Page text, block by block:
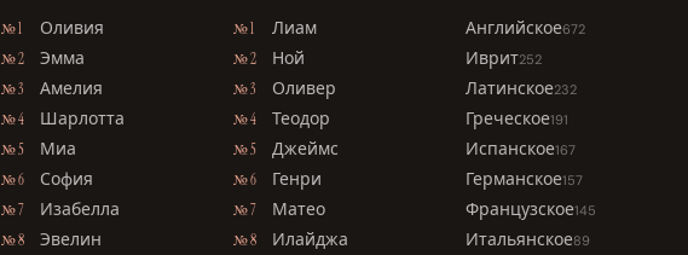
№ 1 Оливия
№ 2 Эмма
№ 3 Амелия
№ 4 Шарлотта
№ 5 Миа
№ 6 София
№ 7 Изабелла
№ 8 Эвелин
№ 1 Лиам
№ 2 Ной
№ 3 Оливер
№ 4 Теодор
№ 5 Джеймс
№ 6 Генри
№ 7 Матео
№ 8 Илайджа
Английское672
Иврит252
Латинское232
Греческое191
Испанское167
Германское157
Французское145
Итальянское89